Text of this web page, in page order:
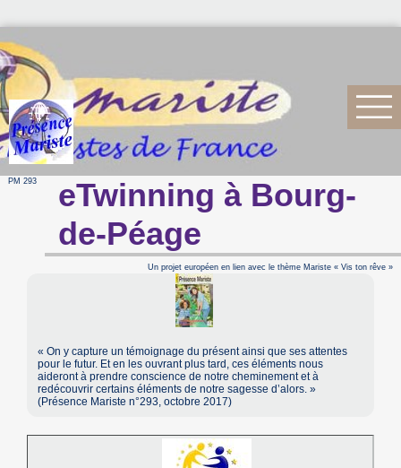
PM 293
eTwinning à Bourg-
de-Péage
Un projet européen en lien avec le thème Mariste « Vis ton rêve »
« On y capture un témoignage du présent ainsi que ses attentes
pour le futur. Et en les ouvrant plus tard, ces éléments nous
aideront à prendre conscience de notre cheminement et à
redécouvrir certains éléments de notre sagesse d’alors. »
(Présence Mariste n°293, octobre 2017)